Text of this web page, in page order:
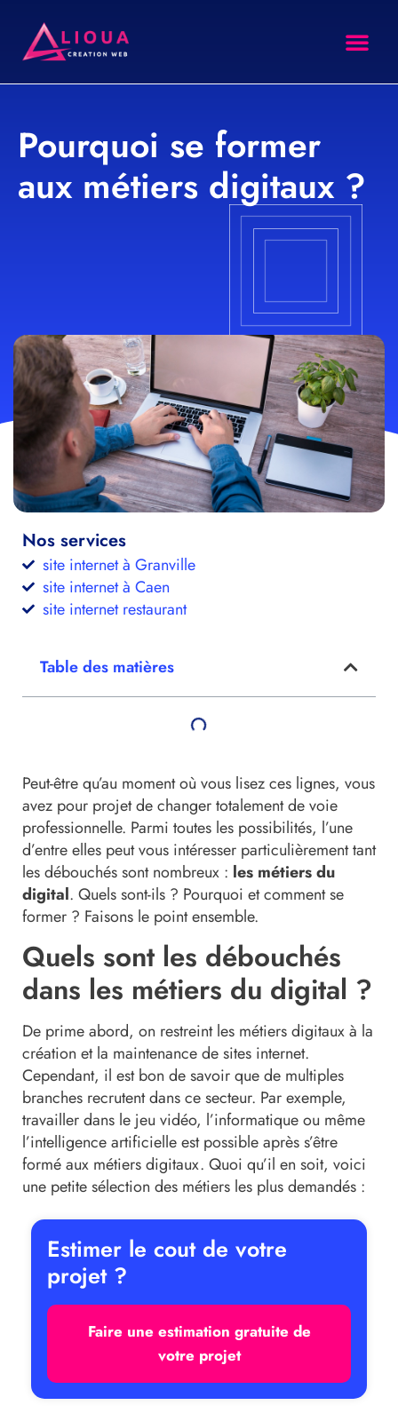
Pourquoi se former
aux métiers digitaux ?
Peut-être qu’au moment où vous lisez ces lignes, vous
avez pour projet de changer totalement de voie
professionnelle. Parmi toutes les possibilités, l’une
d’entre elles peut vous intéresser particulièrement tant
les débouchés sont nombreux : les métiers du
digital. Quels sont-ils ? Pourquoi et comment se
former ? Faisons le point ensemble.
Quels sont les débouchés
dans les métiers du digital ?
De prime abord, on restreint les métiers digitaux à la
création et la maintenance de sites internet.
Cependant, il est bon de savoir que de multiples
branches recrutent dans ce secteur. Par exemple,
travailler dans le jeu vidéo, l’informatique ou même
l’intelligence artificielle est possible après s’être
formé aux métiers digitaux. Quoi qu’il en soit, voici
une petite sélection des métiers les plus demandés :
Estimer le cout de votre
projet ?
Faire une estimation gratuite de
votre projet
Nos services
site internet à Granville
site internet à Caen
site internet restaurant
Table des matières